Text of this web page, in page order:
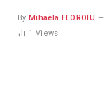
By Mihaela FLOROIU
1Views